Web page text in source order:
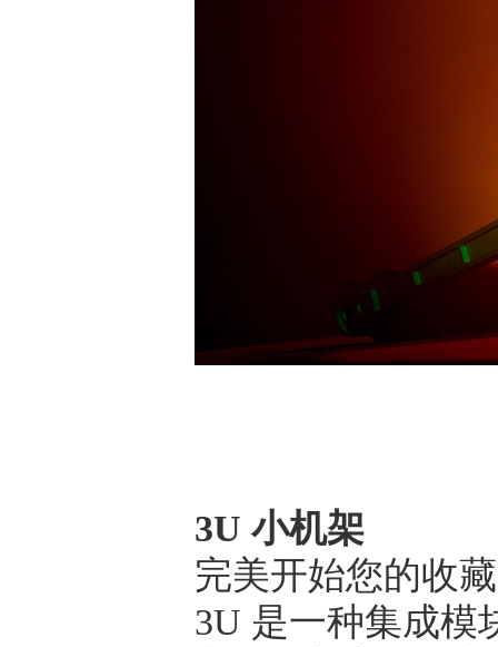
3U 小机架
完美开始您的收
3U 是一种集成模